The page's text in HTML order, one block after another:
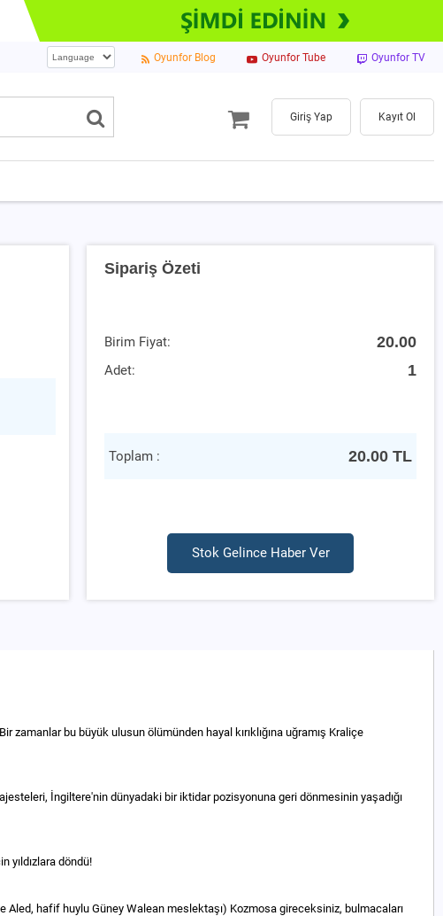
Oyunfor Blog Oyunfor Tube Oyunfor TV
Giriş Yap Kayıt Ol
Sipariş Özeti
Birim Fiyat: 20.00
Adet: 1
Toplam : 20.00 TL
Stok Gelince Haber Ver
bu büyük ulusun ölümünden hayal kırıklığına uğramış Kraliçe
İngiltere'nin dünyadaki bir iktidar pozisyonuna geri dönmesinin yaşadığı
yıldızlara döndü!
Aled, hafif huylu Güney Walean meslektaşı) Kozmosa gireceksiniz, bulmacaları